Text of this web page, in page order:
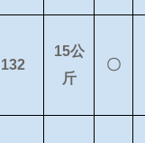
132
15公
斤
〇